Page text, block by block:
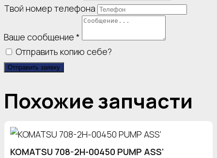
Твой номер телефона
Ваше сообщение *
Отправить копию себе?
Отправить заявку
Похожие запчасти
KOMATSU 708-2H-00450 PUMP ASS’